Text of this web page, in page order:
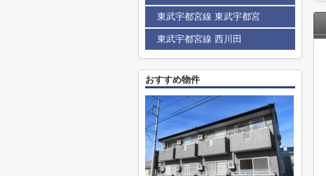
東武宇都宮線 東武宇都宮
東武宇都宮線 西川田
おすすめ物件